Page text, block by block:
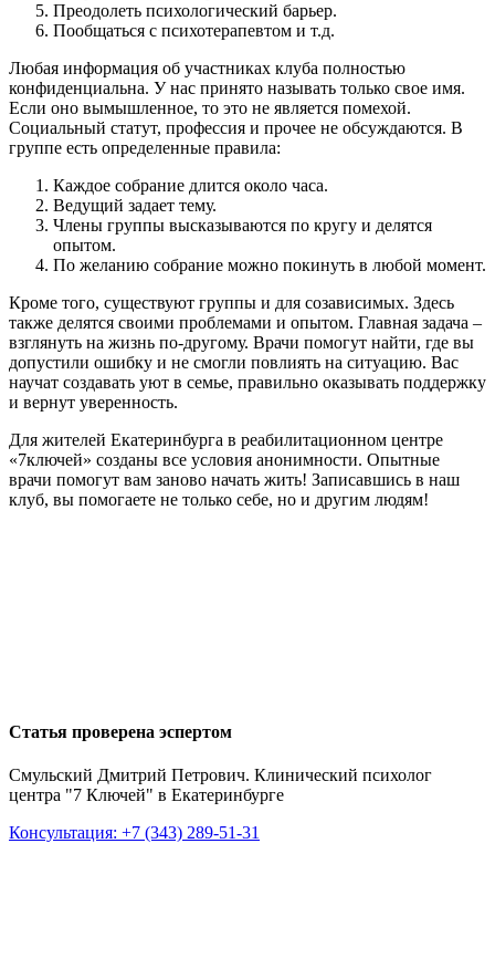
Преодолеть психологический барьер.
Пообщаться с психотерапевтом и т.д.
Любая информация об участниках клуба полностью
конфиденциальна. У нас принято называть только свое имя.
Если оно вымышленное, то это не является помехой.
Социальный статут, профессия и прочее не обсуждаются. В
группе есть определенные правила:
Каждое собрание длится около часа.
Ведущий задает тему.
Члены группы высказываются по кругу и делятся
опытом.
По желанию собрание можно покинуть в любой момент.
Кроме того, существуют группы и для созависимых. Здесь
также делятся своими проблемами и опытом. Главная задача –
взглянуть на жизнь по-другому. Врачи помогут найти, где вы
допустили ошибку и не смогли повлиять на ситуацию. Вас
научат создавать уют в семье, правильно оказывать поддержку
и вернут уверенность.
Для жителей Екатеринбурга в реабилитационном центре
«7ключей» созданы все условия анонимности. Опытные
врачи помогут вам заново начать жить! Записавшись в наш
клуб, вы помогаете не только себе, но и другим людям!
Статья проверена эспертом
Смульский Дмитрий Петрович. Клинический психолог
центра "7 Ключей" в Екатеринбурге
Консультация: +7 (343) 289-51-31